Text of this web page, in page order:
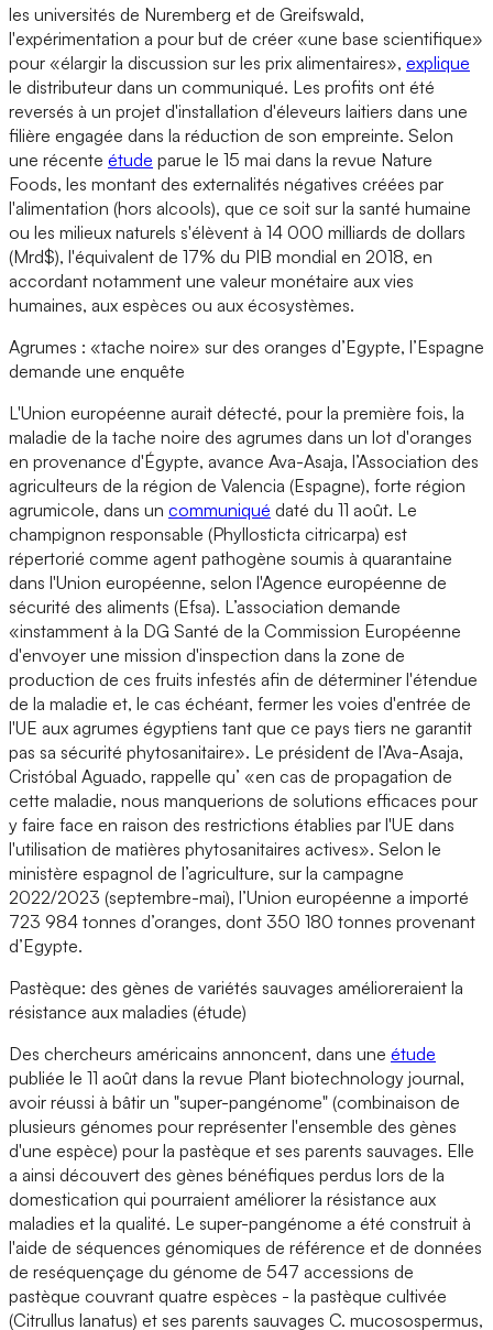
les universités de Nuremberg et de Greifswald,
l'expérimentation a pour but de créer «une base scientifique»
pour «élargir la discussion sur les prix alimentaires», explique
le distributeur dans un communiqué. Les profits ont été
reversés à un projet d'installation d'éleveurs laitiers dans une
filière engagée dans la réduction de son empreinte. Selon
une récente étude parue le 15 mai dans la revue Nature
Foods, les montant des externalités négatives créées par
l'alimentation (hors alcools), que ce soit sur la santé humaine
ou les milieux naturels s'élèvent à 14 000 milliards de dollars
(Mrd$), l'équivalent de 17% du PIB mondial en 2018, en
accordant notamment une valeur monétaire aux vies
humaines, aux espèces ou aux écosystèmes.
Agrumes : «tache noire» sur des oranges d’Egypte, l’Espagne
demande une enquête
L'Union européenne aurait détecté, pour la première fois, la
maladie de la tache noire des agrumes dans un lot d'oranges
en provenance d'Égypte, avance Ava-Asaja, l’Association des
agriculteurs de la région de Valencia (Espagne), forte région
agrumicole, dans un communiqué daté du 11 août. Le
champignon responsable (Phyllosticta citricarpa) est
répertorié comme agent pathogène soumis à quarantaine
dans l'Union européenne, selon l'Agence européenne de
sécurité des aliments (Efsa). L’association demande
«instamment à la DG Santé de la Commission Européenne
d'envoyer une mission d'inspection dans la zone de
production de ces fruits infestés afin de déterminer l'étendue
de la maladie et, le cas échéant, fermer les voies d'entrée de
l'UE aux agrumes égyptiens tant que ce pays tiers ne garantit
pas sa sécurité phytosanitaire». Le président de l’Ava-Asaja,
Cristóbal Aguado, rappelle qu’ «en cas de propagation de
cette maladie, nous manquerions de solutions efficaces pour
y faire face en raison des restrictions établies par l'UE dans
l'utilisation de matières phytosanitaires actives». Selon le
ministère espagnol de l’agriculture, sur la campagne
2022/2023 (septembre-mai), l’Union européenne a importé
723 984 tonnes d’oranges, dont 350 180 tonnes provenant
d’Egypte.
Pastèque: des gènes de variétés sauvages amélioreraient la
résistance aux maladies (étude)
Des chercheurs américains annoncent, dans une étude
publiée le 11 août dans la revue Plant biotechnology journal,
avoir réussi à bâtir un "super-pangénome" (combinaison de
plusieurs génomes pour représenter l'ensemble des gènes
d'une espèce) pour la pastèque et ses parents sauvages. Elle
a ainsi découvert des gènes bénéfiques perdus lors de la
domestication qui pourraient améliorer la résistance aux
maladies et la qualité. Le super-pangénome a été construit à
l'aide de séquences génomiques de référence et de données
de reséquençage du génome de 547 accessions de
pastèque couvrant quatre espèces - la pastèque cultivée
(Citrullus lanatus) et ses parents sauvages C. mucosospermus,